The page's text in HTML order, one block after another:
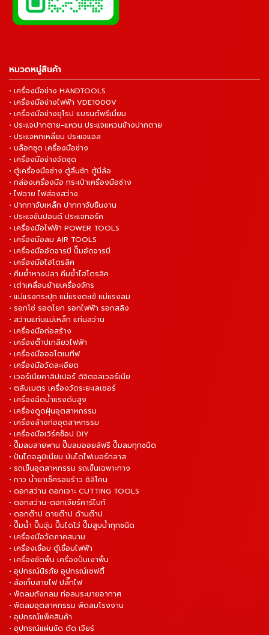
หมวดหมู่สินค้า
• เครื่องมือช่าง HANDTOOLS
• เครื่องมือช่างไฟฟ้า VDE1000V
• เครื่องมือช่างยุโรป แบรนด์พรีเมี่ยม
• ประแจปากตาย-แหวน ประแจแหวนข้างปากตาย
• ประแจหกเหลี่ยม ประแจแอล
• บล็อกชุด เครื่องมือช่าง
• เครื่องมือช่างจัดชุด
• ตู้เครื่องมือช่าง ตู้ลิ้นชัก ตู้มีล้อ
• กล่องเครื่องมือ กระเป๋าเครื่องมือช่าง
• ไฟฉาย ไฟส่องสว่าง
• ปากกาจับเหล็ก ปากกาจับชิ้นงาน
• ประแจขันปอนด์ ประแจทอร์ค
• เครื่องมือไฟฟ้า POWER TOOLS
• เครื่องมือลม AIR TOOLS
• เครื่องมืออัดจารบี ปั๊มอัดจารบี
• เครื่องมือไฮโดรลิค
• คีมย้ำหางปลา คีมย้ำไฮโดรลิค
• เต่าเคลื่อนย้ายเครื่องจักร
• แม่แรงกระปุก แม่แรงตะเข้ แม่แรงลม
• รอกโซ่ รอดโยก รอกไฟฟ้า รอกสลิง
• สว่านแท่นแม่เหล็ก แท่นสว่าน
• เครื่องมือก่อสร้าง
• เครื่องต๊าปเกลียวไฟฟ้า
• เครื่องมือออโตเมทีฟ
• เครื่องมือวัดละเอียด
• เวอร์เนียคาลิปเปอร์ ดิจิตอลเวอร์เนีย
• ตลับเมตร เครื่องวัดระยะเลเซอร์
• เครื่องฉีดน้ำแรงดันสูง
• เครื่องดูดฝุ่นอุตสาหกรรม
• เครื่องล้างท่ออุตสาหกรรม
• เครื่องมือเวิร์คช็อป DIY
• ปั๊มลมสายพาน ปั๊มลมออยล์ฟรี ปั๊มลมทุกชนิด
• ปันไดอลูมิเนียม บันไดไฟเบอร์กลาส
• รถเข็นอุตสาหกรรม รถเข็นเฉพาะทาง
• กาว น้ำยาเช็ครอยร้าว ซิลิโคน
• ดอกสว่าน ดอกเจาะ CUTTING TOOLS
• ดอกสว่าน-ดอกเจียร์คาร์ไบท์
• ดอกต๊าป ดายต๊าป ด้ามต๊าป
• ปั๊มน้ำ ปั๊มจุ่ม ปั๊มไดโว่ ปั๊มสูบน้ำทุกชนิด
• เครื่องมือวัดภาคสนาม
• เครื่องเชื่อม ตู้เชื่อมไฟฟ้า
• เครื่องขัดพื้น เครื่องปั่นเงาพื้น
• อุปกรณ์นิรภัย อุปกรณ์เซฟตี้
• ล้อเก็บสายไฟ ปลั๊กไฟ
• พัดลมถังกลม ท่อลมระบายอากาศ
• พัดลมอุตสาหกรรม พัดลมโรงงาน
• อุปกรณ์แพ็คสินค้า
• อุปกรณ์แผ่นขัด ตัด เจียร์